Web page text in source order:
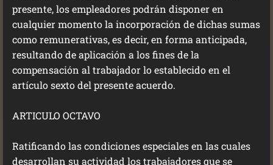
presente, los empleadores podrán disponer en
cualquier momento la incorporación de dichas sumas
como remunerativas, es decir, en forma anticipada,
resultando de aplicación a los fines de la
compensación al trabajador lo establecido en el
artículo sexto del presente acuerdo.
ARTICULO OCTAVO
Ratificando las condiciones especiales en las cuales
desarrollan su actividad los trabajadores que se